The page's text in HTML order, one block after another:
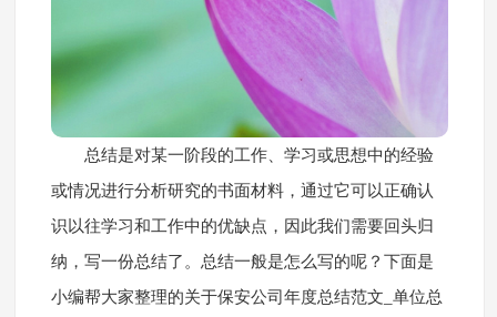
总结是对某一阶段的工作、学习或思想中的经验
或情况进行分析研究的书面材料，通过它可以正确认
识以往学习和工作中的优缺点，因此我们需要回头归
纳，写一份总结了。总结一般是怎么写的呢？下面是
小编帮大家整理的关于保安公司年度总结范文_单位总